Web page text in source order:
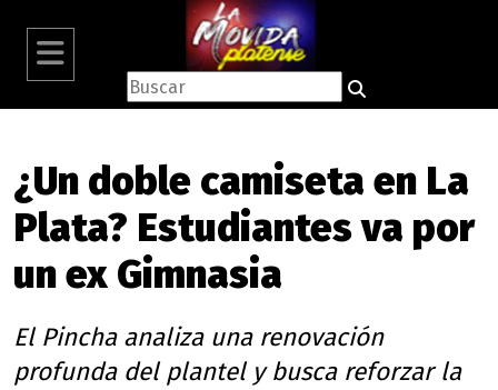
¿Un doble camiseta en La
Plata? Estudiantes va por
un ex Gimnasia
El Pincha analiza una renovación
profunda del plantel y busca reforzar la